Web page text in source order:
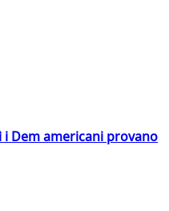
Dem americani provano